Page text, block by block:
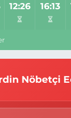
12:26 16:13
Nöbetçi